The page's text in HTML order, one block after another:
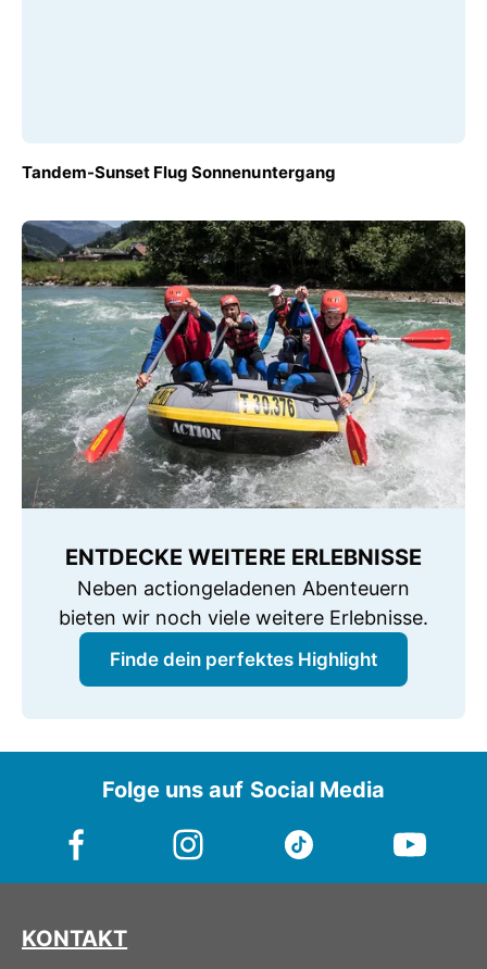
€ 230,00
Tandem-Sunset Flug Sonnenuntergang
ENTDECKE WEITERE ERLEBNISSE
Neben actiongeladenen Abenteuern
bieten wir noch viele weitere Erlebnisse.
Finde dein perfektes Highlight
Folge uns auf Social Media
KONTAKT